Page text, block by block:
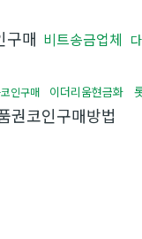
구매 비트송금업체
인구매 이더리움현금화
권코인구매방법